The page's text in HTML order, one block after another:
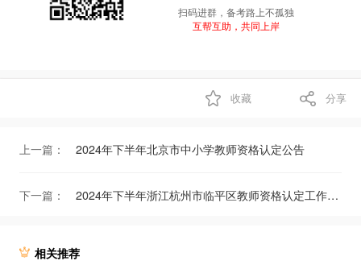
扫码进群，备考路上不孤独
互帮互助，共同上岸
收藏 分享
上一篇： 2024年下半年北京市中小学教师资格认定公告
下一篇： 2024年下半年浙江杭州市临平区教师资格认定工作通告
相关推荐